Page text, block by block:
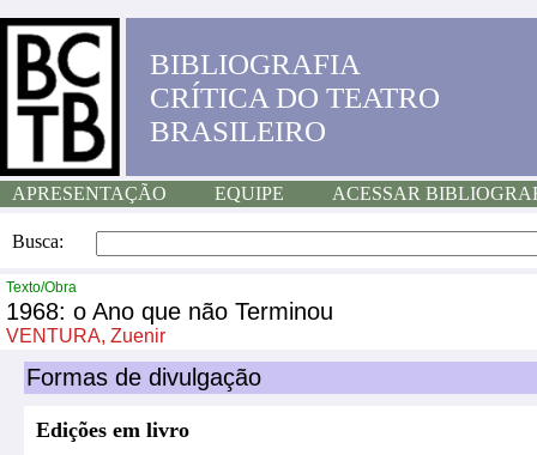
BIBLIOGRAFIA
CRÍTICA DO TEATRO
BRASILEIRO
APRESENTAÇÃO EQUIPE ACESSAR
Busca:
Texto/Obra
1968: o Ano que não Terminou
VENTURA, Zuenir
Formas de divulgação
Edições em livro